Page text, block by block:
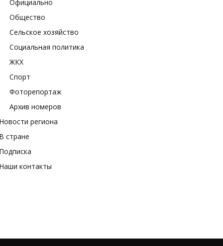
Официально
Общество
Сельское хозяйство
Социальная политика
ЖКХ
Спорт
Фоторепортаж
Архив номеров
Новости региона
В стране
Подписка
Наши контакты